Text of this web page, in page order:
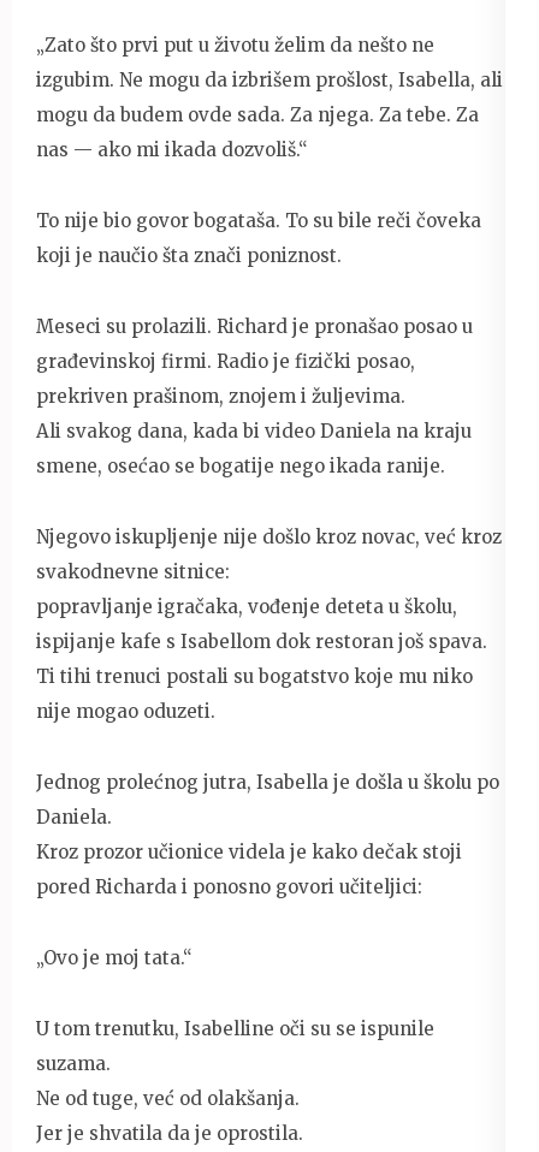
„Zato što prvi put u životu želim da nešto ne
izgubim. Ne mogu da izbrišem prošlost, Isabella, ali
mogu da budem ovde sada. Za njega. Za tebe. Za
nas — ako mi ikada dozvoliš.“
To nije bio govor bogataša. To su bile reči čoveka
koji je naučio šta znači poniznost.
Meseci su prolazili. Richard je pronašao posao u
građevinskoj firmi. Radio je fizički posao,
prekriven prašinom, znojem i žuljevima.
Ali svakog dana, kada bi video Daniela na kraju
smene, osećao se bogatije nego ikada ranije.
Njegovo iskupljenje nije došlo kroz novac, već kroz
svakodnevne sitnice:
popravljanje igračaka, vođenje deteta u školu,
ispijanje kafe s Isabellom dok restoran još spava.
Ti tihi trenuci postali su bogatstvo koje mu niko
nije mogao oduzeti.
Jednog prolećnog jutra, Isabella je došla u školu po
Daniela.
Kroz prozor učionice videla je kako dečak stoji
pored Richarda i ponosno govori učiteljici:
„Ovo je moj tata.“
U tom trenutku, Isabelline oči su se ispunile
suzama.
Ne od tuge, već od olakšanja.
Jer je shvatila da je oprostila.